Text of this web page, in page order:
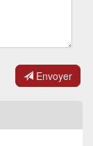
Envoyer